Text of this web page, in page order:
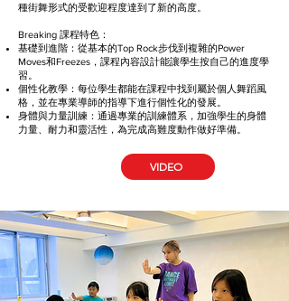
種街舞形式的受歡迎程度達到了新的高度。
Breaking 課程特色：
基礎到進階：從基本的Top Rock步伐到複雜的Power
Moves和Freezes，課程內容設計能讓學生按自己的進度學
習。
個性化教學：每位學生都能在課程中找到屬於個人舞蹈風
格，並在專業導師的指導下進行個性化的發展。
身體與力量訓練：通過專業的訓練體系，加強學生的身體
力量、耐力和靈活性，為完成高難度動作做好準備。
VIDEO